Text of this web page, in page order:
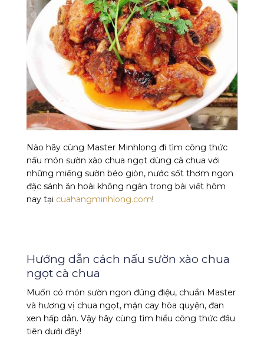
Nào hãy cùng Master Minhlong đi tìm công thức
nấu món sườn xào chua ngọt dùng cà chua với
những miếng sườn béo giòn, nước sốt thơm ngon
đặc sánh ăn hoài không ngán trong bài viết hôm
nay tại cuahangminhlong.com!
Hướng dẫn cách nấu sườn xào chua
ngọt cà chua
Muốn có món sườn ngon đúng điệu, chuẩn Master
và hương vị chua ngọt, mặn cay hòa quyện, đan
xen hấp dẫn. Vậy hãy cùng tìm hiểu công thức đầu
tiên dưới đây!